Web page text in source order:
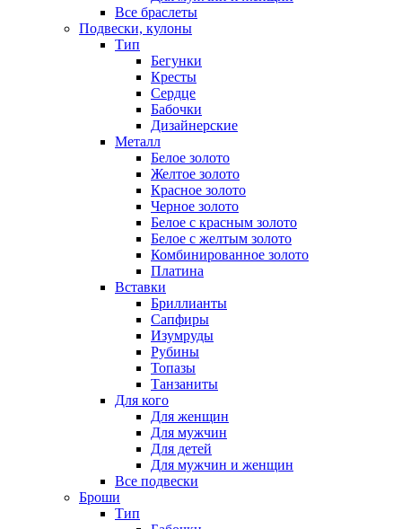
Все браслеты
Подвески, кулоны
Тип
Бегунки
Кресты
Сердце
Бабочки
Дизайнерские
Металл
Белое золото
Желтое золото
Красное золото
Черное золото
Белое с красным золото
Белое с желтым золото
Комбинированное золото
Платина
Вставки
Бриллианты
Сапфиры
Изумруды
Рубины
Топазы
Танзаниты
Для кого
Для женщин
Для мужчин
Для детей
Для мужчин и женщин
Все подвески
Броши
Тип